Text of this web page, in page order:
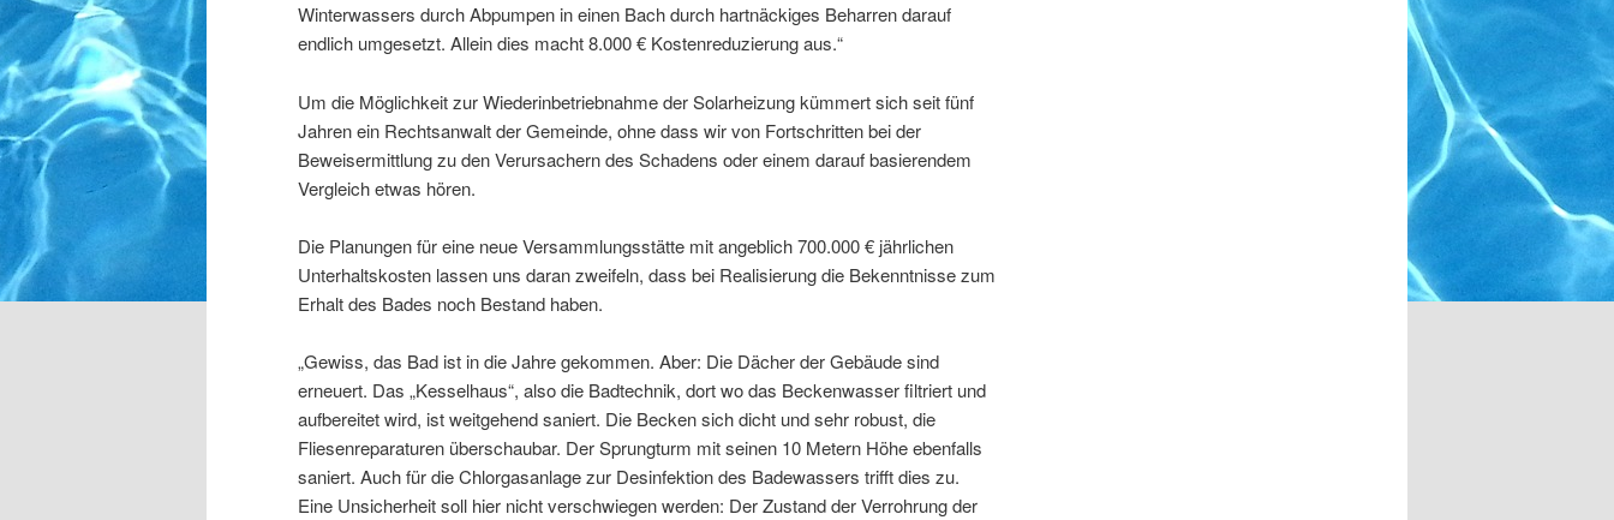
Winterwassers durch Abpumpen in einen Bach durch hartnäckiges Beharren darauf
endlich umgesetzt. Allein dies macht 8.000 € Kostenreduzierung aus.“
Um die Möglichkeit zur Wiederinbetriebnahme der Solarheizung kümmert sich seit fünf
Jahren ein Rechtsanwalt der Gemeinde, ohne dass wir von Fortschritten bei der
Beweisermittlung zu den Verursachern des Schadens oder einem darauf basierendem
Vergleich etwas hören.
Die Planungen für eine neue Versammlungsstätte mit angeblich 700.000 € jährlichen
Unterhaltskosten lassen uns daran zweifeln, dass bei Realisierung die Bekenntnisse zum
Erhalt des Bades noch Bestand haben.
„Gewiss, das Bad ist in die Jahre gekommen. Aber: Die Dächer der Gebäude sind
erneuert. Das „Kesselhaus“, also die Badtechnik, dort wo das Beckenwasser filtriert und
aufbereitet wird, ist weitgehend saniert. Die Becken sich dicht und sehr robust, die
Fliesenreparaturen überschaubar. Der Sprungturm mit seinen 10 Metern Höhe ebenfalls
saniert. Auch für die Chlorgasanlage zur Desinfektion des Badewassers trifft dies zu.
Eine Unsicherheit soll hier nicht verschwiegen werden: Der Zustand der Verrohrung der